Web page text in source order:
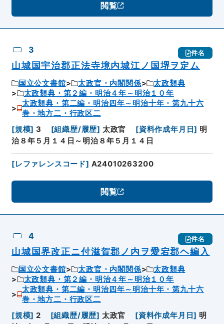
閲覧
3 件名
山城国宇治郡正法寺境内城江ノ国堺ヲ定ム
国立公文書館 太政官・内閣関係
太政類典
太政類典・第２編・明治４年～明治１０年
太政類典・第二編・明治四年～明治十年・第九十六
巻・地方二・行政区二
[規模] 3 [組織歴/履歴] 太政官 [資料作成年月日] 明
治８年５月１４日～明治８年５月１４日
[レファレンスコード] A24010263200
閲覧
4 件名
山城国界改正ニ付滋賀郡ノ内ヲ愛宕郡ヘ編入
国立公文書館 太政官・内閣関係
太政類典
太政類典・第２編・明治４年～明治１０年
太政類典・第二編・明治四年～明治十年・第九十六
巻・地方二・行政区二
[規模] 2 [組織歴/履歴] 太政官 [資料作成年月日] 明